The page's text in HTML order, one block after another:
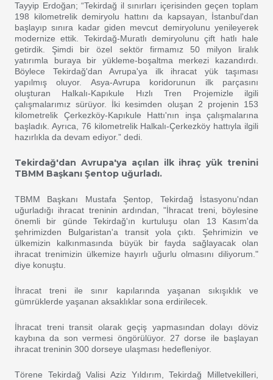
Tayyip Erdoğan; “Tekirdağ il sınırları içerisinden geçen toplam
198 kilometrelik demiryolu hattını da kapsayan, İstanbul'dan
başlayıp sınıra kadar giden mevcut demiryolunu yenileyerek
modernize ettik. Tekirdağ-Muratlı demiryolunu çift hatlı hale
getirdik. Şimdi bir özel sektör firmamız 50 milyon liralık
yatırımla buraya bir yükleme-boşaltma merkezi kazandırdı.
Böylece Tekirdağ'dan Avrupa'ya ilk ihracat yük taşıması
yapılmış oluyor. Asya-Avrupa koridorunun ilk parçasını
oluşturan Halkalı-Kapıkule Hızlı Tren Projemizle ilgili
çalışmalarımız sürüyor. İki kesimden oluşan 2 projenin 153
kilometrelik Çerkezköy-Kapıkule Hattı'nın inşa çalışmalarına
başladık. Ayrıca, 76 kilometrelik Halkalı-Çerkezköy hattıyla ilgili
hazırlıkla da devam ediyor.” dedi.
Tekirdağ'dan Avrupa'ya açılan ilk ihraç yük trenini
TBMM Başkanı Şentop uğurladı.
TBMM Başkanı Mustafa Şentop, Tekirdağ İstasyonu'ndan
uğurladığı ihracat treninin ardından, "İhracat treni, böylesine
önemli bir günde Tekirdağ'ın kurtuluşu olan 13 Kasım'da
şehrimizden Bulgaristan'a transit yola çıktı. Şehrimizin ve
ülkemizin kalkınmasında büyük bir fayda sağlayacak olan
ihracat trenimizin ülkemize hayırlı uğurlu olmasını diliyorum."
diye konuştu.
İhracat treni ile sınır kapılarında yaşanan sıkışıklık ve
gümrüklerde yaşanan aksaklıklar sona erdirilecek.
İhracat treni transit olarak geçiş yapmasından dolayı döviz
kaybına da son vermesi öngörülüyor. 27 dorse ile başlayan
ihracat treninin 300 dorseye ulaşması hedefleniyor.
Törene Tekirdağ Valisi Aziz Yıldırım, Tekirdağ Milletvekilleri,